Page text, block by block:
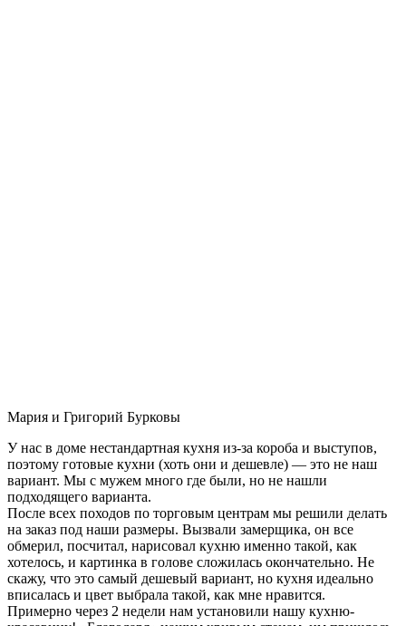
Мария и Григорий Бурковы
У нас в доме нестандартная кухня из-за короба и выступов,
поэтому готовые кухни (хоть они и дешевле) — это не наш
вариант. Мы с мужем много где были, но не нашли
подходящего варианта.
После всех походов по торговым центрам мы решили делать
на заказ под наши размеры. Вызвали замерщика, он все
обмерил, посчитал, нарисовал кухню именно такой, как
хотелось, и картинка в голове сложилась окончательно. Не
скажу, что это самый дешевый вариант, но кухня идеально
вписалась и цвет выбрала такой, как мне нравится.
Примерно через 2 недели нам установили нашу кухню-